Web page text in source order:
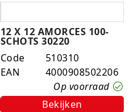
12 X 12 AMORCES 100-
SCHOTS 30220
Code
510310
EAN
4000908502206
Op voorraad
Bekijken